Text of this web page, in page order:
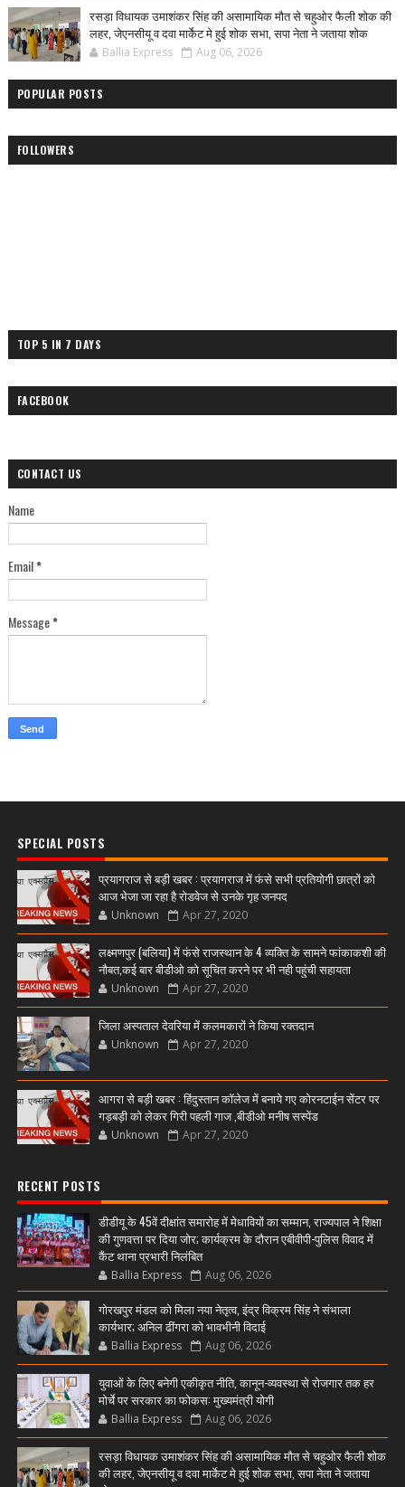
रसड़ा विधायक उमाशंकर सिंह की असामायिक मौत से चहुओर फैली शोक की
लहर, जेएनसीयू व दवा मार्केट मे हुई शोक सभा, सपा नेता ने जताया शोक
Ballia Express Aug 06, 2026
POPULAR POSTS
FOLLOWERS
TOP 5 IN 7 DAYS
FACEBOOK
CONTACT US
Name
Email*
Message*
SPECIAL POSTS
प्रयागराज से बड़ी खबर : प्रयागराज में फंसे सभी प्रतियोगी छात्रों को
आज भेजा जा रहा है रोडवेज से उनके गृह जनपद
Unknown Apr 27, 2020
लक्ष्मणपुर (बलिया) में फंसे राजस्थान के 4 व्यक्ति के सामने फांकाकशी की
नौबत,कई बार बीडीओ को सूचित करने पर भी नही पहुंची सहायता
Unknown Apr 27, 2020
जिला अस्पताल देवरिया में कलमकारों ने किया रक्तदान
Unknown Apr 27, 2020
आगरा से बड़ी खबर : हिंदुस्तान कॉलेज में बनाये गए कोरनटाईन सेंटर पर
गड़बड़ी को लेकर गिरी पहली गाज ,बीडीओ मनीष सस्पेंड
Unknown Apr 27, 2020
RECENT POSTS
डीडीयू के 45वें दीक्षांत समारोह में मेधावियों का सम्मान, राज्यपाल ने शिक्षा
की गुणवत्ता पर दिया जोर; कार्यक्रम के दौरान एबीवीपी-पुलिस विवाद में
कैंट थाना प्रभारी निलंबित
Ballia Express Aug 06, 2026
गोरखपुर मंडल को मिला नया नेतृत्व, इंद्र विक्रम सिंह ने संभाला
कार्यभार; अनिल ढींगरा को भावभीनी विदाई
Ballia Express Aug 06, 2026
युवाओं के लिए बनेगी एकीकृत नीति, कानून-व्यवस्था से रोजगार तक हर
मोर्चे पर सरकार का फोकस: मुख्यमंत्री योगी
Ballia Express Aug 06, 2026
रसड़ा विधायक उमाशंकर सिंह की असामायिक मौत से चहुओर फैली शोक
की लहर, जेएनसीयू व दवा मार्केट मे हुई शोक सभा, सपा नेता ने जताया